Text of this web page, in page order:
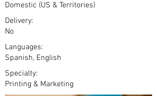
Domestic (US & Territories)
Delivery:
No
Languages:
Spanish, English
Specialty:
Printing & Marketing